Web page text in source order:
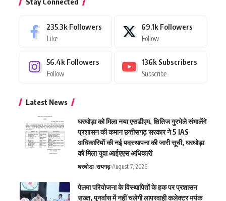
235.3k Followers
Like
69.1k Followers
Follow
56.4k Followers
Follow
136k Subscribers
Subscribe
Latest News
घरघोड़ा को मिला नया एसडीएम, क्षितिज गुरभेले संभालेंगे
प्रशासन की कमान छत्तीसगढ़ सरकार ने 5 IAS
अधिकारियों की नई पदस्थापना की जारी सूची, घरघोड़ा
को मिला युवा आईएएस अधिकारी
घरघोडा़ रायगढ़ August 7, 2026
पेलमा परियोजना के विस्थापितों के हक पर प्रशासन
सख्त, पुनर्वास में नहीं चलेगी लापरवाही कलेक्टर मयंक